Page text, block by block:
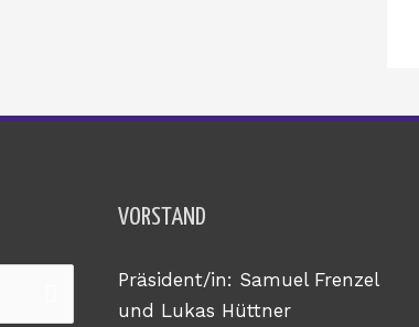
VORSTAND
Präsident/in: Samuel Frenzel
und Lukas Hüttner